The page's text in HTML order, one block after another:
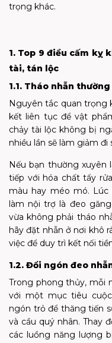
trọng khác.
1. Top 9 điều cấm kỵ
tài, tán lộc
1.1. Tháo nhẫn
Nguyên tắc quan trọng
kết liên tục để vật
chảy tài lộc không bị
nhiều lần sẽ làm giảm đi
Nếu bạn thường xuyên
tiếp với hóa chất tẩy
màu hay méo mó.
làm nội trợ là đeo
vừa không phải tháo
hãy đặt nhẫn ở nơi khô
việc để duy trì kết nối
1.2. Đổi ngón đeo
Trong phong thủy, mỗi
với một mục tiêu
ngón trỏ để thăng tiến
và cầu quý nhân. Thay
các luồng năng lượng